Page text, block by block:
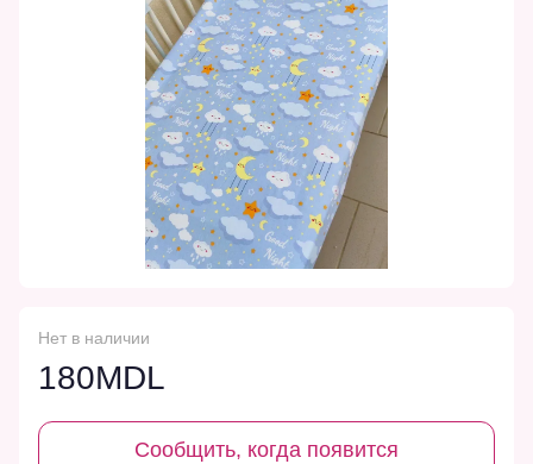
Нет в наличии
180MDL
Сообщить, когда появится